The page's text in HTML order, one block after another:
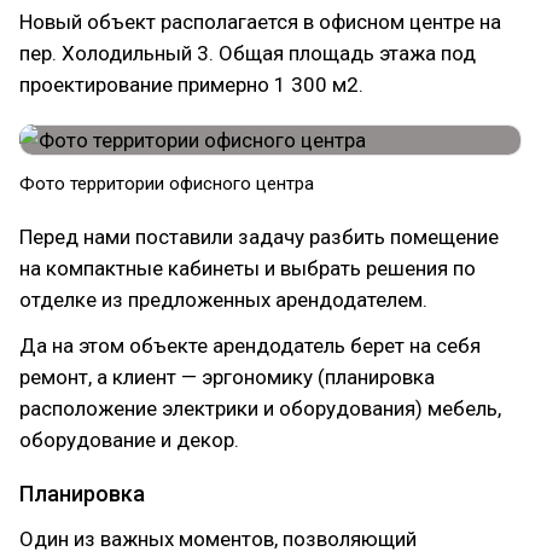
Новый объект располагается в офисном центре на
пер. Холодильный 3. Общая площадь этажа под
проектирование примерно 1 300 м2.
Фото территории офисного центра
Перед нами поставили задачу разбить помещение
на компактные кабинеты и выбрать решения по
отделке из предложенных арендодателем.
Да на этом объекте арендодатель берет на себя
ремонт, а клиент — эргономику (планировка
расположение электрики и оборудования) мебель,
оборудование и декор.
Планировка
Один из важных моментов, позволяющий